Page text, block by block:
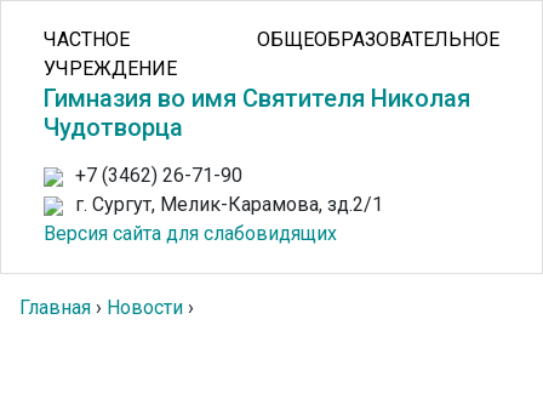
ЧАСТНОЕ ОБЩЕОБРАЗОВАТЕЛЬНОЕ
УЧРЕЖДЕНИЕ
Гимназия во имя Святителя Николая
Чудотворца
+7 (3462) 26-71-90
г. Сургут, Мелик-Карамова, зд.2/1
Версия сайта для слабовидящих
Главная › Новости ›